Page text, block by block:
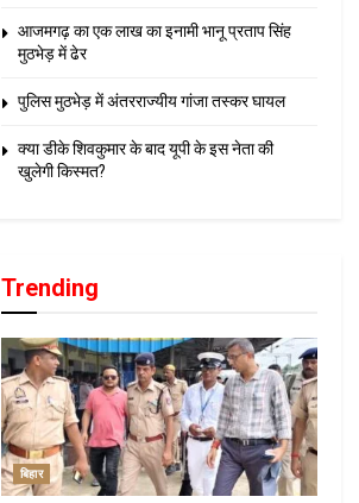
आजमगढ़ का एक लाख का इनामी भानू प्रताप सिंह
मुठभेड़ में ढेर
पुलिस मुठभेड़ में अंतरराज्यीय गांजा तस्कर घायल
क्या डीके शिवकुमार के बाद यूपी के इस नेता की
खुलेगी किस्मत?
Trending
बिहार